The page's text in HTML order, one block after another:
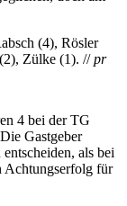
(4), Rösler
Zülke (1). //pr
4 bei der TG
Gastgeber
als bei
Achtungserfolg für